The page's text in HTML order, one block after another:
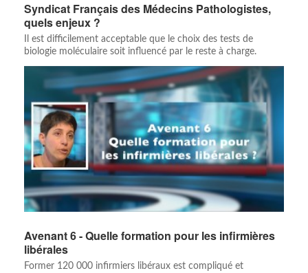
Syndicat Français des Médecins Pathologistes,
quels enjeux ?
Il est difficilement acceptable que le choix des tests de
biologie moléculaire soit influencé par le reste à charge.
Avenant 6 - Quelle formation pour les infirmières
libérales
Former 120 000 infirmiers libéraux est compliqué et